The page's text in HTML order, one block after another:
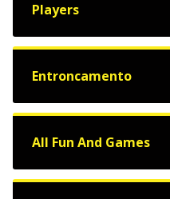
Players
Entroncamento
All Fun And Games